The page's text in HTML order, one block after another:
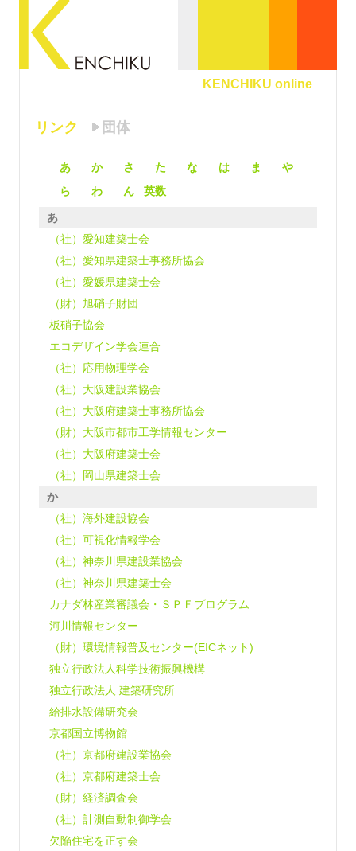
KENCHIKU online
リンク 団体
あ か さ た な は ま
や
ら
わ ん 英数
あ
（社）愛知建築士会
（社）愛知県建築士事務所協会
（社）愛媛県建築士会
（財）旭硝子財団
板硝子協会
エコデザイン学会連合
（社）応用物理学会
（社）大阪建設業協会
（社）大阪府建築士事務所協会
（財）大阪市都市工学情報センター
（社）大阪府建築士会
（社）岡山県建築士会
か
（社）海外建設協会
（社）可視化情報学会
（社）神奈川県建設業協会
（社）神奈川県建築士会
カナダ林産業審議会・ＳＰＦプログラム
河川情報センター
（財）環境情報普及センター(EICネット)
独立行政法人科学技術振興機構
独立行政法人 建築研究所
給排水設備研究会
京都国立博物館
（社）京都府建設業協会
（社）京都府建築士会
（財）経済調査会
（社）計測自動制御学会
欠陥住宅を正す会